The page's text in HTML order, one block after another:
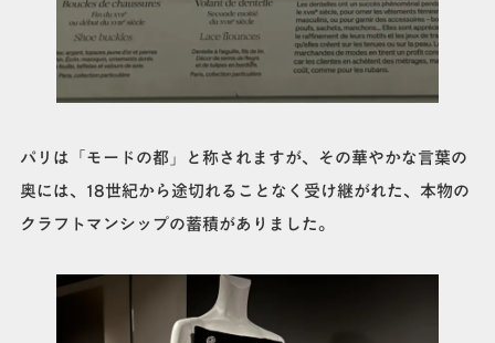
パリは「モードの都」と称されますが、その華やかな言葉の
奥には、18世紀から途切れることなく受け継がれた、本物の
クラフトマンシップの蓄積がありました。